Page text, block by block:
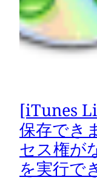
[iTunes
保存でき
セス権が
を実行で